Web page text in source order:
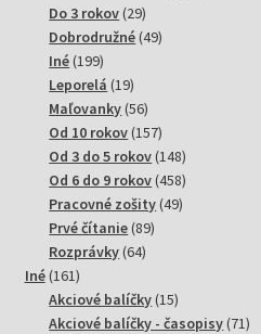
Do 3 rokov 2929
produktov
Dobrodružné 4949
Iné 199199
produktov
Leporelá 1919
produktov
Maľovanky 5656
produktov
Od 10 rokov 157157
produktov
Od 3 do 5 rokov 148148
produktov
Od 6 do 9 rokov 458458
produktov
Pracovné zošity 4949
Prvé čítanie 8989
Rozprávky 6464
Iné 161161
produktov
Akciové balíčky 1515
produktov
Akciové balíčky - časopisy 7171